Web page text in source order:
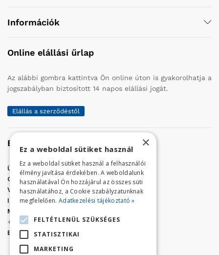
Információk
Online elállási űrlap
Az alábbi gombra kattintva Ön online úton is gyakorolhatja a
jogszabályban biztosított 14 napos elállási jogát.
Elállás a szerződéstől
Elérhetőség
Üzletünk címe:Szolnok, Vércse út 17.
Golf Center Áruház:06 (56) 423-324
VÁR-Kert Áruház: 06 (56) 429-771
Iroda:06 (56) 421-857
Megrendelés, termék információ:
+36 (70) 938-3356
E-mail:
golfaruhaz@gmail.com
×
Ez a weboldal sütiket használ
Ez a weboldal sütiket használ a felhasználói
élmény javítása érdekében. A weboldalunk
használatával Ön hozzájárul az összes süti
használatához, a Cookie szabályzatunknak
megfelelően. Adatkezelési tájékoztató »
FELTÉTLENÜL SZÜKSÉGES
STATISZTIKAI
MARKETING